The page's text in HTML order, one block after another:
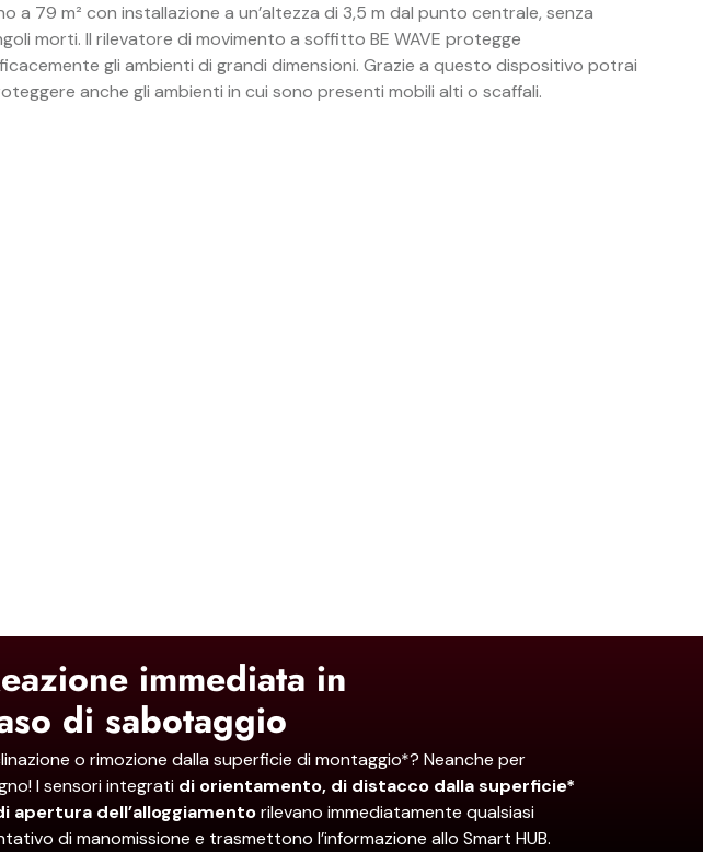
a 79 m² con installazione a un’altezza di 3,5 m dal punto centrale, senza
morti. Il rilevatore di movimento a soffitto BE WAVE protegge
gli ambienti di grandi dimensioni. Grazie a questo dispositivo potrai
anche gli ambienti in cui sono presenti mobili alti o scaffali.
immediata in
di sabotaggio
o rimozione dalla superficie di montaggio*? Neanche per
I sensori integrati di orientamento, di distacco dalla superficie*
apertura dell’alloggiamentorilevano immediatamente qualsiasi
di manomissione e trasmettono l’informazione allo Smart HUB.